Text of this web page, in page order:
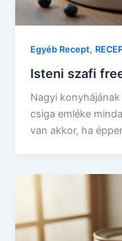
Egyéb Recept,
Isteni szafi
Nagyi
csiga emléke
van akkor, ha